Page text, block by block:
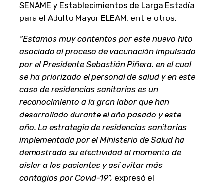
SENAME y Establecimientos de Larga Estadía
para el Adulto Mayor ELEAM, entre otros.
“Estamos muy contentos por este nuevo hito
asociado al proceso de vacunación impulsado
por el Presidente Sebastián Piñera, en el cual
se ha priorizado el personal de salud y en este
caso de residencias sanitarias es un
reconocimiento a la gran labor que han
desarrollado durante el año pasado y este
año. La estrategia de residencias sanitarias
implementada por el Ministerio de Salud ha
demostrado su efectividad al momento de
aislar a los pacientes y así evitar más
contagios por Covid-19”, expresó el